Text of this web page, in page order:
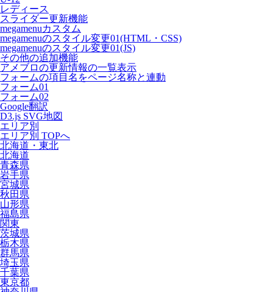
レディース
スライダー更新機能
megamenuカスタム
megamenuのスタイル変更01(HTML・CSS)
megamenuのスタイル変更01(JS)
その他の追加機能
アメブロの更新情報の一覧表示
フォームの項目名をページ名称と連動
フォーム01
フォーム02
Google翻訳
D3.js SVG地図
エリア別
エリア別 TOPへ
北海道・東北
北海道
青森県
岩手県
宮城県
秋田県
山形県
福島県
関東
茨城県
栃木県
群馬県
埼玉県
千葉県
東京都